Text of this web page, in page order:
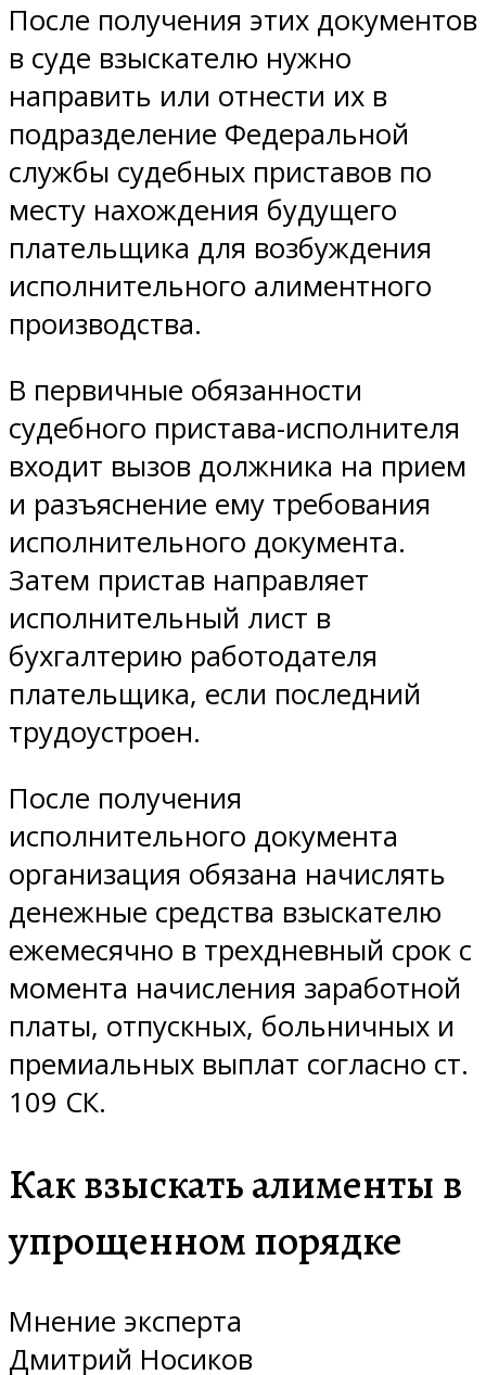
После получения этих документов
в суде взыскателю нужно
направить или отнести их в
подразделение Федеральной
службы судебных приставов по
месту нахождения будущего
плательщика для возбуждения
исполнительного алиментного
производства.
В первичные обязанности
судебного пристава-исполнителя
входит вызов должника на прием
и разъяснение ему требования
исполнительного документа.
Затем пристав направляет
исполнительный лист в
бухгалтерию работодателя
плательщика, если последний
трудоустроен.
После получения
исполнительного документа
организация обязана начислять
денежные средства взыскателю
ежемесячно в трехдневный срок с
момента начисления заработной
платы, отпускных, больничных и
премиальных выплат согласно ст.
109 СК.
Как взыскать алименты в
упрощенном порядке
Мнение эксперта
Дмитрий Носиков